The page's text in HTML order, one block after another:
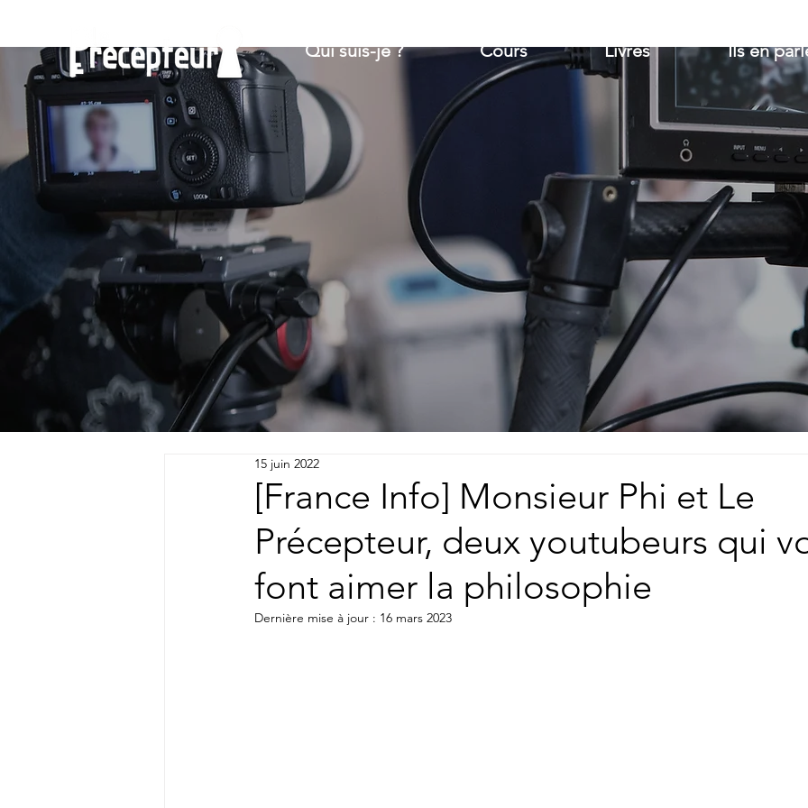
Qui suis-je ? Cours Livres Ils en
[France Info] Monsieur Phi et Le
Précepteur, deux youtubeurs qui
font aimer la philosophie
15 juin 2022
Dernière mise à jour : 16 mars 2023